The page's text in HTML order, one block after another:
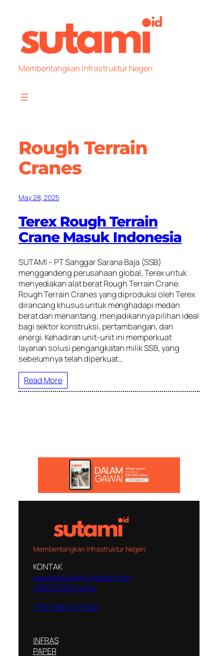
content
Membentangkan Infrastruktur Negeri
Rough Terrain
Cranes
May 28, 2025
Terex Rough Terrain
Crane Masuk Indonesia
SUTAMI – PT Sanggar Sarana Baja (SSB)
menggandeng perusahaan global, Terex untuk
menyediakan alat berat Rough Terrain Crane.
Rough Terrain Cranes yang diproduksi oleh Terex
dirancang khusus untuk menghadapi medan
berat dan menantang, menjadikannya pilihan ideal
bagi sektor konstruksi, pertambangan, dan
energi. Kehadiran unit-unit ini memperkuat
layanan solusi pengangkatan milik SSB, yang
sebelumnya telah diperkuat…
Read More
Membentangkan Infrastruktur Negeri
KONTAK
majalahsutami@gmail.com
0895 32050 4664
TENTANG SUTAMI
INFRAS
PAPER